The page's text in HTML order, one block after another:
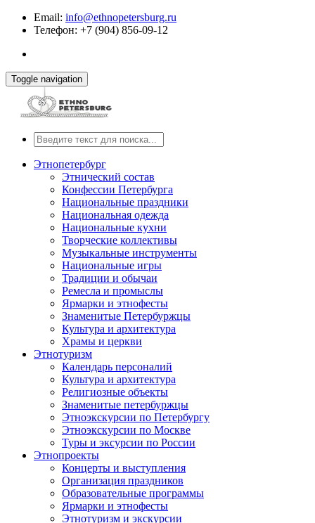
Email: info@ethnopetersburg.ru
Телефон: +7 (904) 856-09-12
Toggle navigation
Этнопетербург
Этнический состав
Конфессии Петербурга
Национальные праздники
Национальная одежда
Национальные кухни
Творческие коллективы
Музыкальные инструменты
Национальные игры
Традиции и обычаи
Ремесла и промыслы
Ярмарки и этнофесты
Знаменитые Петербуржцы
Культура и архитектура
Храмы и церкви
Этнотуризм
Календарь персоналий
Культура и архитектура
Религиозные объекты
Знаменитые петербуржцы
Этноэкскурсии по Петербургу
Этноэкскурсии по Москве
Туры и эксурсии по России
Этнопроекты
Концерты и выступления
Организация праздников
Образовательные программы
Ярмарки и этнофесты
Этнотуризм и экскурсии